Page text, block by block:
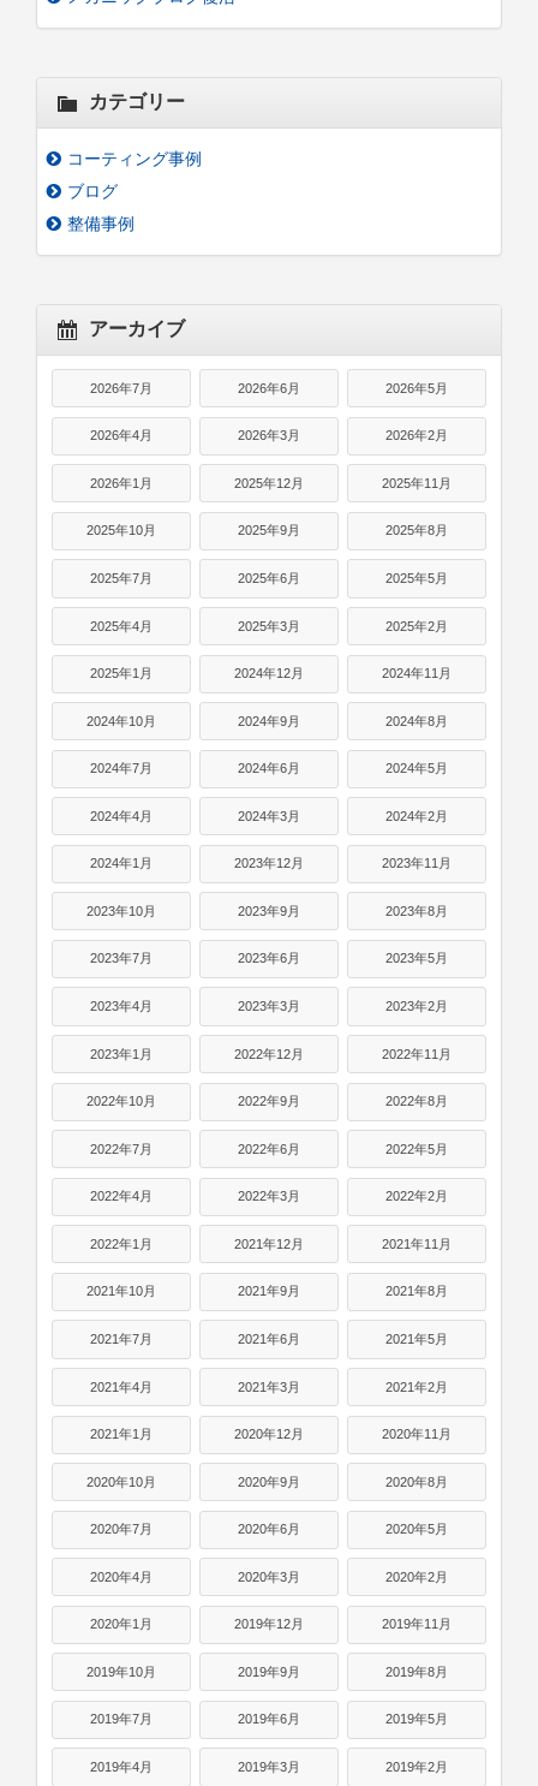
カテゴリー
コーティング事例
ブログ
整備事例
アーカイブ
2026年7月 2026年6月 2026年5月
2026年4月 2026年3月 2026年2月
2026年1月 2025年12月 2025年11月
2025年10月 2025年9月 2025年8月
2025年7月 2025年6月 2025年5月
2025年4月 2025年3月 2025年2月
2025年1月 2024年12月 2024年11月
2024年10月 2024年9月 2024年8月
2024年7月 2024年6月 2024年5月
2024年4月 2024年3月 2024年2月
2024年1月 2023年12月 2023年11月
2023年10月 2023年9月 2023年8月
2023年7月 2023年6月 2023年5月
2023年4月 2023年3月 2023年2月
2023年1月 2022年12月 2022年11月
2022年10月 2022年9月 2022年8月
2022年7月 2022年6月 2022年5月
2022年4月 2022年3月 2022年2月
2022年1月 2021年12月 2021年11月
2021年10月 2021年9月 2021年8月
2021年7月 2021年6月 2021年5月
2021年4月 2021年3月 2021年2月
2021年1月 2020年12月 2020年11月
2020年10月 2020年9月 2020年8月
2020年7月 2020年6月 2020年5月
2020年4月 2020年3月 2020年2月
2020年1月 2019年12月 2019年11月
2019年10月 2019年9月 2019年8月
2019年7月 2019年6月 2019年5月
2019年4月 2019年3月 2019年2月